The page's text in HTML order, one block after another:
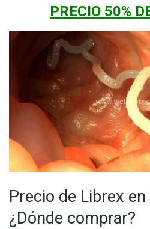
PRECIO 50%
Precio de Librex
¿Dónde comprar?